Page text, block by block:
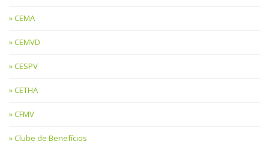
CEMA
CEMVD
CESPV
CETHA
CFMV
Clube de Benefícios